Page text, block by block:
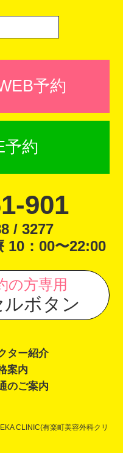
予約
予約
901
/ 3277
10：00〜22:00
の方専用
ボタン
ター紹介
案内
のご案内
CLINIC(有楽町美容外科クリ